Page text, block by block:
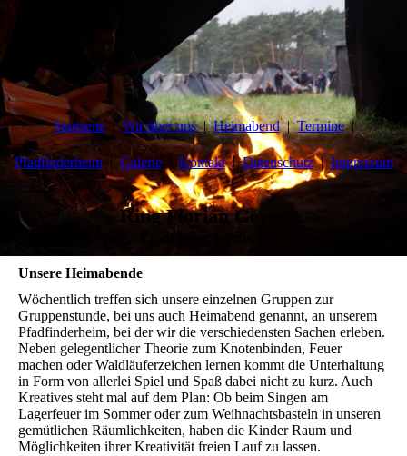
Startseite Wir über uns Heimabend Termine
Pfadfinderheim Galerie Kontakt Datenschutz Impressum
Ring Florian Geyer
Pfadfinder Iserlohn
Unsere Heimabende
Wöchentlich treffen sich unsere einzelnen Gruppen zur
Gruppenstunde, bei uns auch Heimabend genannt, an unserem
Pfadfinderheim, bei der wir die verschiedensten Sachen erleben.
Neben gelegentlicher Theorie zum Knotenbinden, Feuer
machen oder Waldläuferzeichen lernen kommt die Unterhaltung
in Form von allerlei Spiel und Spaß dabei nicht zu kurz. Auch
Kreatives steht mal auf dem Plan: Ob beim Singen am
Lagerfeuer im Sommer oder zum Weihnachtsbasteln in unseren
gemütlichen Räumlichkeiten, haben die Kinder Raum und
Möglichkeiten ihrer Kreativität freien Lauf zu lassen.